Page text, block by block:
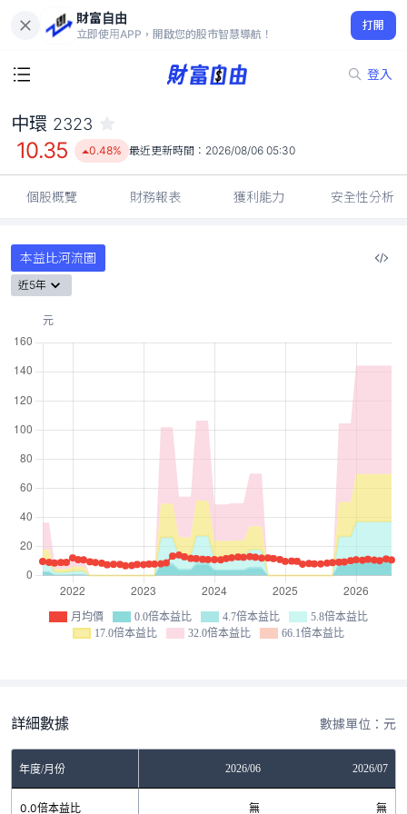
財富自由
立即使用APP，開啟您的股市智慧導航！
打開
登入
10.35
0.48%
中環 2323
10.35 0.48% 最近更新時間： 2026/08/06 05:30
個股概覽 財務報表 獲利能力 安全性分析
本益比河流圖
近5年
月均價 0.0倍本益比 4.7倍本益比
5.8倍本益比
17.0倍本益比
32.0倍本益比 66.1倍本益比
詳細數據 數據單位：元
年度/月份 2026/06 2026/07
0.0倍本益比 無 無